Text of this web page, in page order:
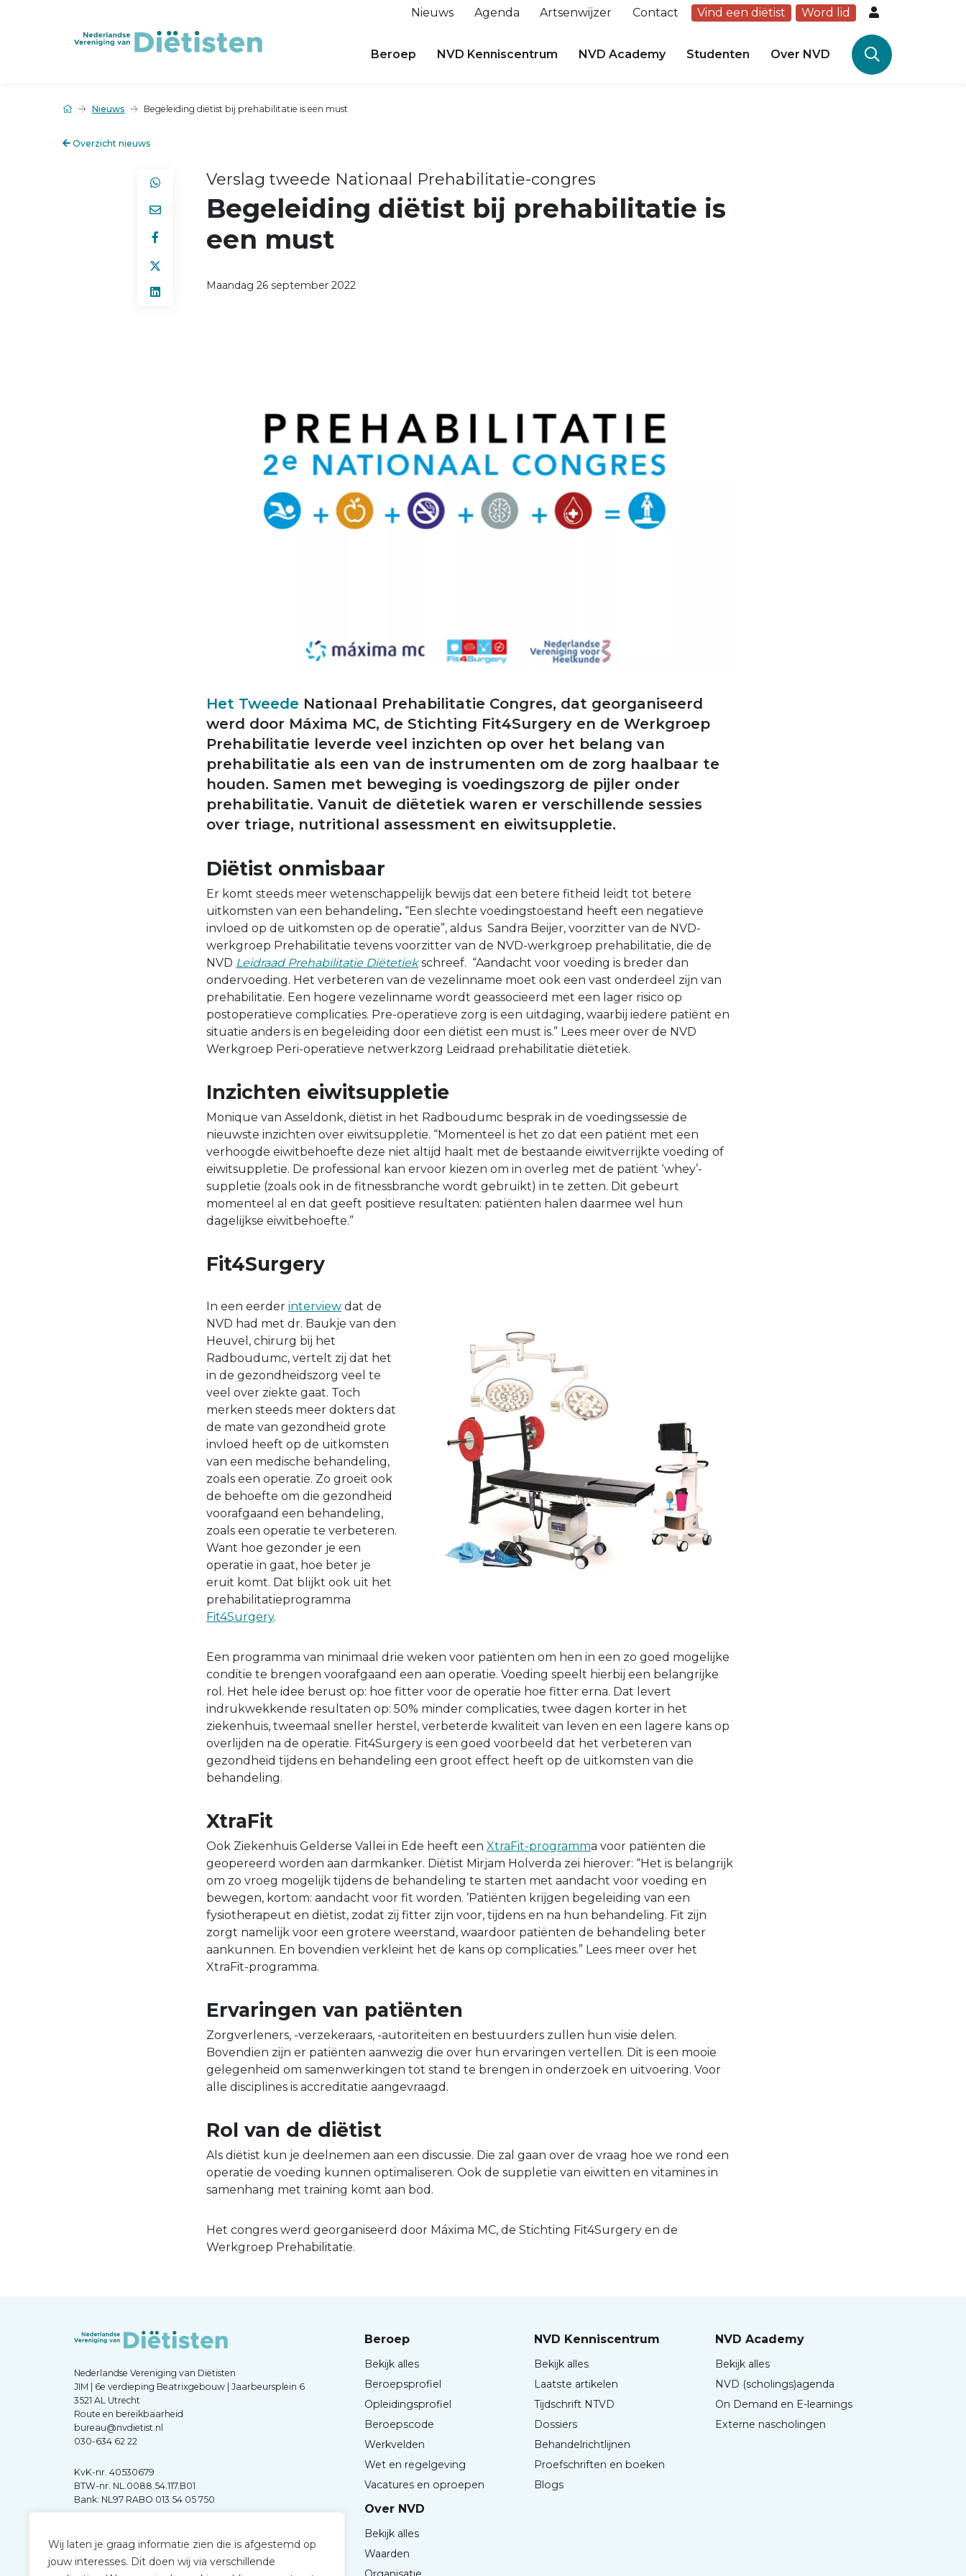
Wij laten je graag informatie zien die is afgestemd op
jouw interesses. Dit doen wij via verschillende
Nieuws Agenda Artsenwijzer Contact Vind een diëtist Word lid
Beroep NVD Kenniscentrum NVD Academy Studenten Over NVD
Nieuws Begeleiding diëtist bij prehabilitatie is een must
Overzicht nieuws
Verslag tweede Nationaal Prehabilitatie-congres
Begeleiding diëtist bij prehabilitatie is
een must
Maandag 26 september 2022
Het Tweede Nationaal Prehabilitatie Congres, dat georganiseerd
werd door Máxima MC, de Stichting Fit4Surgery en de Werkgroep
Prehabilitatie leverde veel inzichten op over het belang van
prehabilitatie als een van de instrumenten om de zorg haalbaar te
houden. Samen met beweging is voedingszorg de pijler onder
prehabilitatie. Vanuit de diëtetiek waren er verschillende sessies
over triage, nutritional assessment en eiwitsuppletie.
Diëtist onmisbaar
Er komt steeds meer wetenschappelijk bewijs dat een betere fitheid leidt tot betere
uitkomsten van een behandeling. “Een slechte voedingstoestand heeft een negatieve
invloed op de uitkomsten op de operatie”, aldus Sandra Beijer, voorzitter van de NVD-
werkgroep Prehabilitatie tevens voorzitter van de NVD-werkgroep prehabilitatie, die de
NVD Leidraad Prehabilitatie Diëtetiekschreef. “Aandacht voor voeding is breder dan
ondervoeding. Het verbeteren van de vezelinname moet ook een vast onderdeel zijn van
prehabilitatie. Een hogere vezelinname wordt geassocieerd met een lager risico op
postoperatieve complicaties. Pre-operatieve zorg is een uitdaging, waarbij iedere patiënt en
situatie anders is en begeleiding door een diëtist een must is.” Lees meer over de NVD
Werkgroep Peri-operatieve netwerkzorg Leidraad prehabilitatie diëtetiek.
Inzichten eiwitsuppletie
Monique van Asseldonk, diëtist in het Radboudumc besprak in de voedingssessie de
nieuwste inzichten over eiwitsuppletie. “Momenteel is het zo dat een patiënt met een
verhoogde eiwitbehoefte deze niet altijd haalt met de bestaande eiwitverrijkte voeding of
eiwitsuppletie. De professional kan ervoor kiezen om in overleg met de patiënt ‘whey’-
suppletie (zoals ook in de fitnessbranche wordt gebruikt) in te zetten. Dit gebeurt
momenteel al en dat geeft positieve resultaten: patiënten halen daarmee wel hun
dagelijkse eiwitbehoefte.”
Fit4Surgery
In een eerder interview dat de
NVD had met dr. Baukje van den
Heuvel, chirurg bij het
Radboudumc, vertelt zij dat het
in de gezondheidszorg veel te
veel over ziekte gaat. Toch
merken steeds meer dokters dat
de mate van gezondheid grote
invloed heeft op de uitkomsten
van een medische behandeling,
zoals een operatie. Zo groeit ook
de behoefte om die gezondheid
voorafgaand een behandeling,
zoals een operatie te verbeteren.
Want hoe gezonder je een
operatie in gaat, hoe beter je
eruit komt. Dat blijkt ook uit het
prehabilitatieprogramma
Fit4Surgery.
Een programma van minimaal drie weken voor patiënten om hen in een zo goed mogelijke
conditie te brengen voorafgaand een aan operatie. Voeding speelt hierbij een belangrijke
rol. Het hele idee berust op: hoe fitter voor de operatie hoe fitter erna. Dat levert
indrukwekkende resultaten op: 50% minder complicaties, twee dagen korter in het
ziekenhuis, tweemaal sneller herstel, verbeterde kwaliteit van leven en een lagere kans op
overlijden na de operatie. Fit4Surgery is een goed voorbeeld dat het verbeteren van
gezondheid tijdens en behandeling een groot effect heeft op de uitkomsten van die
behandeling.
XtraFit
Ook Ziekenhuis Gelderse Vallei in Ede heeft een XtraFit-programma voor patiënten die
geopereerd worden aan darmkanker. Diëtist Mirjam Holverda zei hierover: “Het is belangrijk
om zo vroeg mogelijk tijdens de behandeling te starten met aandacht voor voeding en
bewegen, kortom: aandacht voor fit worden. ’Patiënten krijgen begeleiding van een
fysiotherapeut en diëtist, zodat zij fitter zijn voor, tijdens en na hun behandeling. Fit zijn
zorgt namelijk voor een grotere weerstand, waardoor patiënten de behandeling beter
aankunnen. En bovendien verkleint het de kans op complicaties.” Lees meer over het
XtraFit-programma.
Ervaringen van patiënten
Zorgverleners, -verzekeraars, -autoriteiten en bestuurders zullen hun visie delen.
Bovendien zijn er patiënten aanwezig die over hun ervaringen vertellen. Dit is een mooie
gelegenheid om samenwerkingen tot stand te brengen in onderzoek en uitvoering. Voor
alle disciplines is accreditatie aangevraagd.
Rol van de diëtist
Als diëtist kun je deelnemen aan een discussie. Die zal gaan over de vraag hoe we rond een
operatie de voeding kunnen optimaliseren. Ook de suppletie van eiwitten en vitamines in
samenhang met training komt aan bod.
Het congres werd georganiseerd door Máxima MC, de Stichting Fit4Surgery en de
Werkgroep Prehabilitatie.
Nederlandse Vereniging van Diëtisten
JIM | 6e verdieping Beatrixgebouw | Jaarbeursplein 6
3521 AL Utrecht
Route en bereikbaarheid
bureau@nvdietist.nl
030-634 62 22
KvK-nr. 40530679
BTW-nr. NL.0088.54.117.B01
Bank: NL97 RABO 013 54 05 750
Beroep
Bekijk alles
Beroepsprofiel
Opleidingsprofiel
Beroepscode
Werkvelden
Wet en regelgeving
Vacatures en oproepen
NVD Kenniscentrum
Bekijk alles
Laatste artikelen
Tijdschrift NTVD
Dossiers
Behandelrichtlijnen
Proefschriften en boeken
Blogs
NVD Academy
Bekijk alles
NVD (scholings)agenda
On Demand en E-learnings
Externe nascholingen
Over NVD
Bekijk alles
Waarden